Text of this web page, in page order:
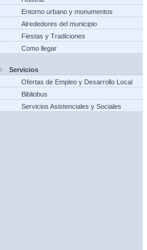
Entorno urbano y monumentos
Alrededores del municipio
Fiestas y Tradiciones
Como llegar
Servicios
Ofertas de Empleo y Desarrollo Local
Bibliobus
Servicios Asistenciales y Sociales